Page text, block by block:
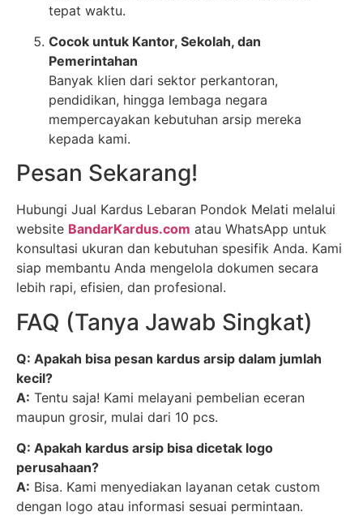
tepat waktu.
Cocok untuk Kantor, Sekolah, dan
Pemerintahan
Banyak klien dari sektor perkantoran,
pendidikan, hingga lembaga negara
mempercayakan kebutuhan arsip mereka
kepada kami.
Pesan Sekarang!
Hubungi Jual Kardus Lebaran Pondok Melati melalui
website BandarKardus.com atau WhatsApp untuk
konsultasi ukuran dan kebutuhan spesifik Anda. Kami
siap membantu Anda mengelola dokumen secara
lebih rapi, efisien, dan profesional.
FAQ (Tanya Jawab Singkat)
Q: Apakah bisa pesan kardus arsip dalam jumlah
kecil?
A: Tentu saja! Kami melayani pembelian eceran
maupun grosir, mulai dari 10 pcs.
Q: Apakah kardus arsip bisa dicetak logo
perusahaan?
A: Bisa. Kami menyediakan layanan cetak custom
dengan logo atau informasi sesuai permintaan.